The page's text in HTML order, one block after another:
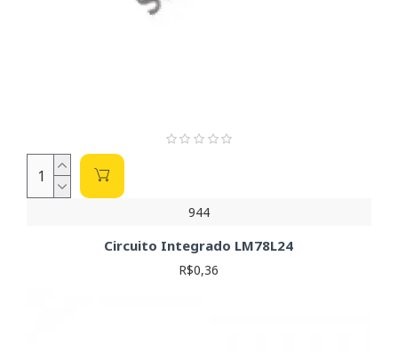
944
Circuito Integrado LM78L24
R$0,36